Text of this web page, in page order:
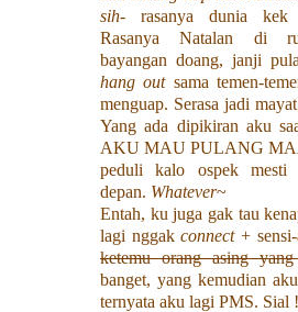
sih- rasanya dunia kek
Rasanya Natalan di
bayangan doang, janji
hang outsama temen-
menguap. Serasa jadi
Yang ada dipikiran aku
AKU MAU PULANG
peduli kalo ospek mesti
depan. Whatever~
Entah, ku juga gak tau
lagi nggakconnect+
ketemu orang asing yang
banget, yang kemudian
ternyata aku lagi PMS. Sial !